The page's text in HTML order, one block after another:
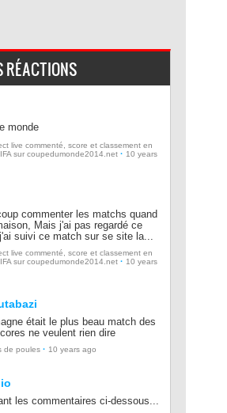
RÉACTIONS
monde
live commenté, score et classement en
sur coupedumonde2014.net · 10 years
commenter les matchs quand
Mais j'ai pas regardé ce
suivi ce match sur se site la...
live commenté, score et classement en
sur coupedumonde2014.net · 10 years
était le plus beau match des
ne veulent rien dire
de poules · 10 years ago
les commentaires ci-dessous...